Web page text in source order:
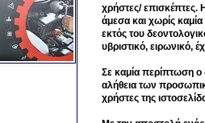
χρήστες/ επισκέπτες.
άμεσα και χωρίς
εκτός του
υβριστικό, ειρωνικό,
Σε καμία περίπτωση ο
αλήθεια των
χρήστες της